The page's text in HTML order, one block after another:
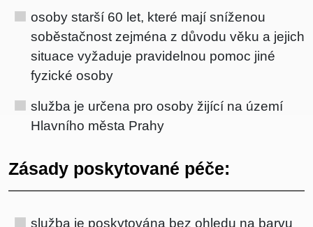
osoby starší 60 let, které mají sníženou
soběstačnost zejména z důvodu věku a jejich
situace vyžaduje pravidelnou pomoc jiné
fyzické osoby
služba je určena pro osoby žijící na území
Hlavního města Prahy
Zásady poskytované péče:
služba je poskytována bez ohledu na barvu